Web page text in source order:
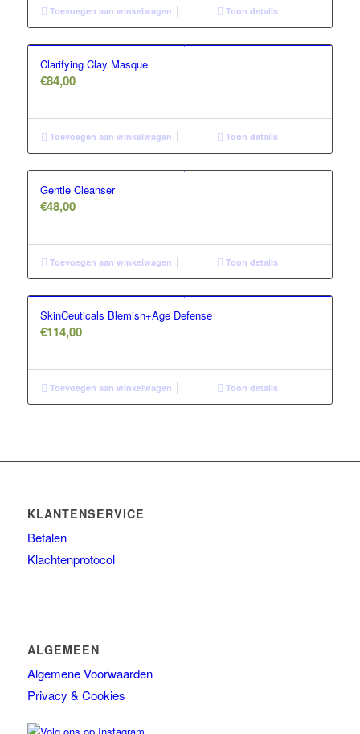
Toevoegen aan winkelwagen Toon details
Clarifying Clay Masque
€84,00
Toevoegen aan winkelwagen Toon details
Gentle Cleanser
€48,00
Toevoegen aan winkelwagen Toon details
SkinCeuticals Blemish+Age Defense
€114,00
Toevoegen aan winkelwagen Toon details
KLANTENSERVICE
Betalen
Klachtenprotocol
ALGEMEEN
Algemene Voorwaarden
Privacy & Cookies